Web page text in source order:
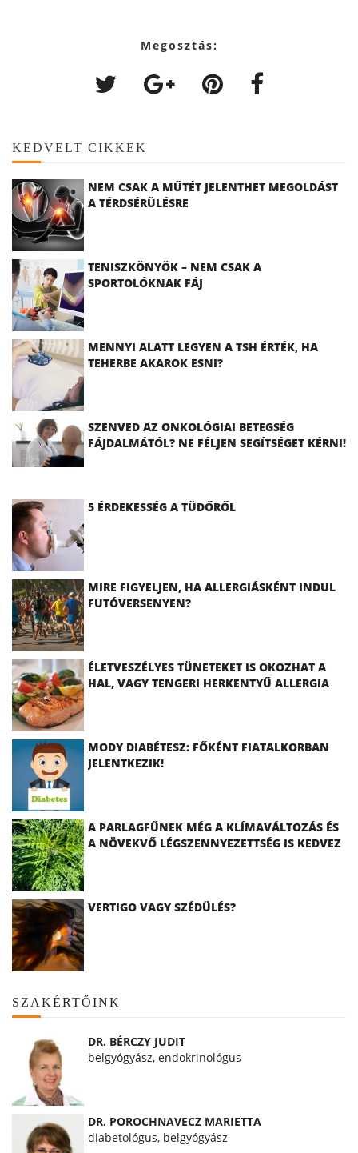
Megosztás:
KEDVELT CIKKEK
NEM CSAK A MŰTÉT JELENTHET MEGOLDÁST
A TÉRDSÉRÜLÉSRE
TENISZKÖNYÖK – NEM CSAK A
SPORTOLÓKNAK FÁJ
MENNYI ALATT LEGYEN A TSH ÉRTÉK, HA
TEHERBE AKAROK ESNI?
SZENVED AZ ONKOLÓGIAI BETEGSÉG
FÁJDALMÁTÓL? NE FÉLJEN SEGÍTSÉGET KÉRNI!
5 ÉRDEKESSÉG A TÜDŐRŐL
MIRE FIGYELJEN, HA ALLERGIÁSKÉNT INDUL
FUTÓVERSENYEN?
ÉLETVESZÉLYES TÜNETEKET IS OKOZHAT A
HAL, VAGY TENGERI HERKENTYŰ ALLERGIA
MODY DIABÉTESZ: FŐKÉNT FIATALKORBAN
JELENTKEZIK!
A PARLAGFŰNEK MÉG A KLÍMAVÁLTOZÁS ÉS
A NÖVEKVŐ LÉGSZENNYEZETTSÉG IS KEDVEZ
VERTIGO VAGY SZÉDÜLÉS?
SZAKÉRTŐINK
DR. BÉRCZY JUDIT
belgyógyász, endokrinológus
DR. POROCHNAVECZ MARIETTA
diabetológus, belgyógyász